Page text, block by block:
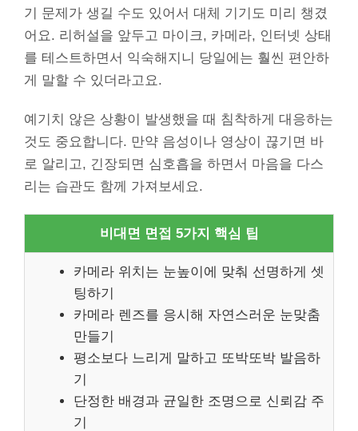
기 문제가 생길 수도 있어서 대체 기기도 미리 챙겼
어요. 리허설을 앞두고 마이크, 카메라, 인터넷 상태
를 테스트하면서 익숙해지니 당일에는 훨씬 편안하
게 말할 수 있더라고요.
예기치 않은 상황이 발생했을 때 침착하게 대응하는
것도 중요합니다. 만약 음성이나 영상이 끊기면 바
로 알리고, 긴장되면 심호흡을 하면서 마음을 다스
리는 습관도 함께 가져보세요.
비대면 면접 5가지 핵심 팁
카메라 위치는 눈높이에 맞춰 선명하게 셋
팅하기
카메라 렌즈를 응시해 자연스러운 눈맞춤
만들기
평소보다 느리게 말하고 또박또박 발음하
기
단정한 배경과 균일한 조명으로 신뢰감 주
기